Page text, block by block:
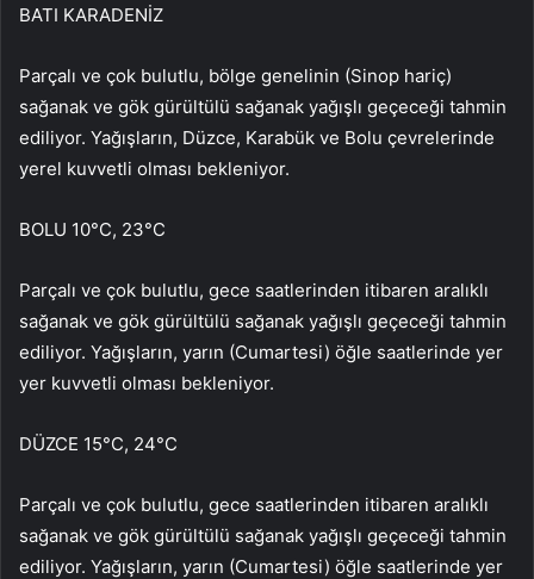
BATI KARADENİZ
Parçalı ve çok bulutlu, bölge genelinin (Sinop hariç)
sağanak ve gök gürültülü sağanak yağışlı geçeceği tahmin
ediliyor. Yağışların, Düzce, Karabük ve Bolu çevrelerinde
yerel kuvvetli olması bekleniyor.
BOLU 10°C, 23°C
Parçalı ve çok bulutlu, gece saatlerinden itibaren aralıklı
sağanak ve gök gürültülü sağanak yağışlı geçeceği tahmin
ediliyor. Yağışların, yarın (Cumartesi) öğle saatlerinde yer
yer kuvvetli olması bekleniyor.
DÜZCE 15°C, 24°C
Parçalı ve çok bulutlu, gece saatlerinden itibaren aralıklı
sağanak ve gök gürültülü sağanak yağışlı geçeceği tahmin
ediliyor. Yağışların, yarın (Cumartesi) öğle saatlerinde yer